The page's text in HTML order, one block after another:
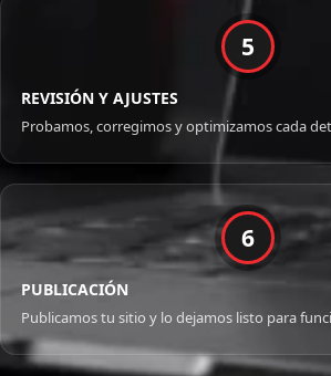
5
REVISIÓN Y AJUSTES
Probamos, corregimos y optimizamos cada
6
PUBLICACIÓN
Publicamos tu sitio y lo dejamos listo para